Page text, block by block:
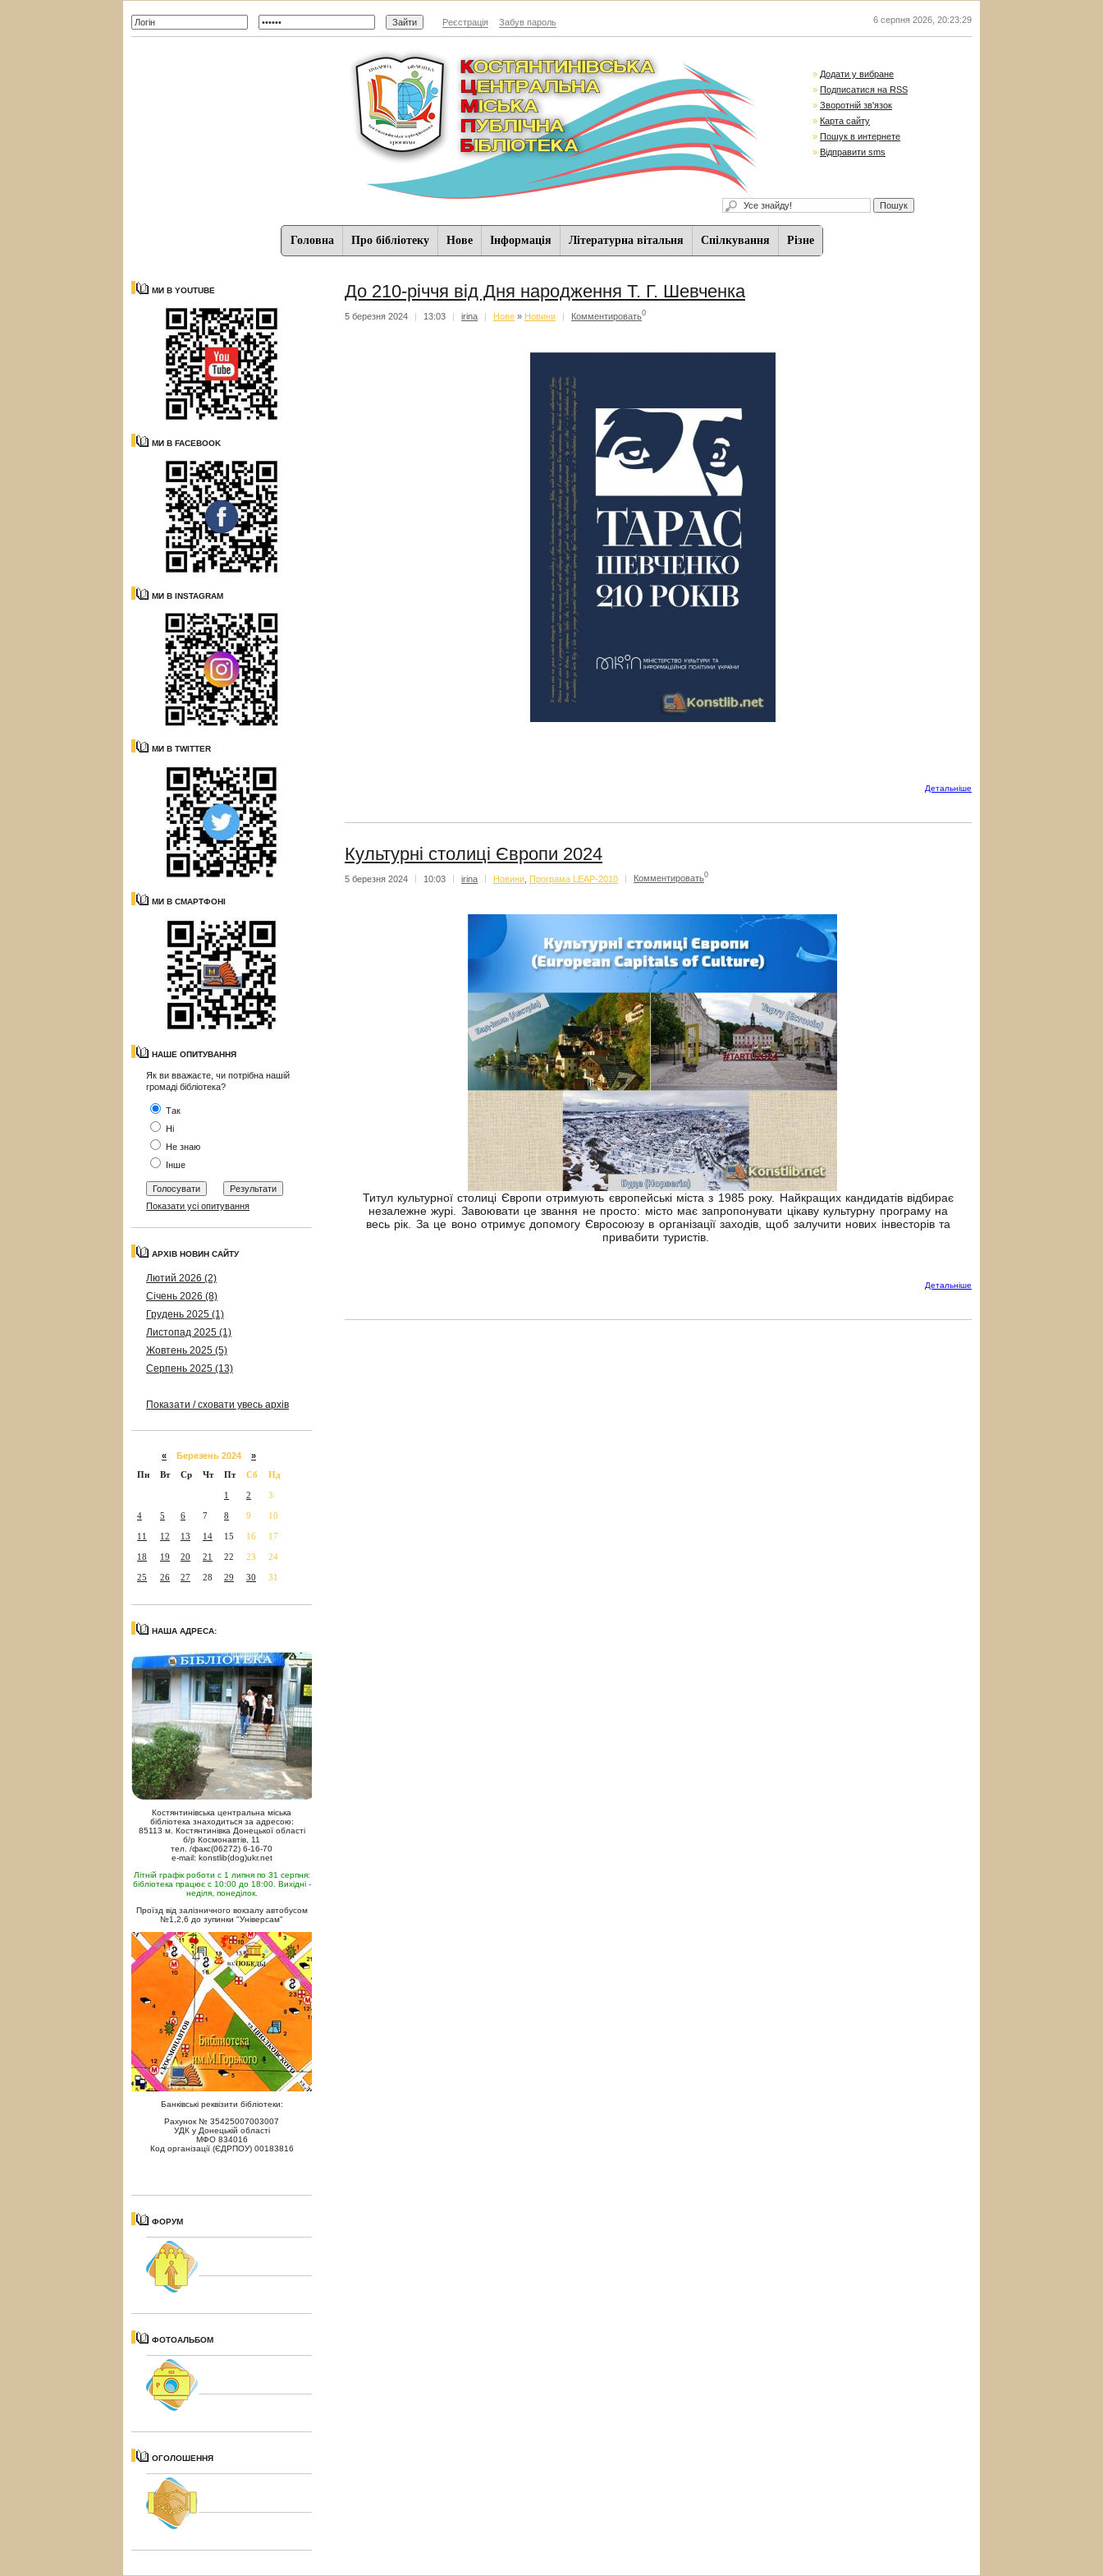
Реєстрація Забув пароль 6 серпня 2026 20:23:29
» Додати у вибране
» Подписатися на RSS
» Зворотній зв'язок
» Карта сайту
» Пошук в интернете
» Відправити sms
Головна Про бібліотеку Нове Iнформацiя Літературна вітальня Спiлкування Різне
МИ В YOUTUBE
МИ В FACEBOOK
МИ В INSTAGRAM
МИ В TWITTER
МИ В СМАРТФОНІ
НАШЕ ОПИТУВАННЯ
Як ви вважаєте, чи потрібна нашій
громаді бібліотека?
Так
Ні
Не знаю
Інше
Показати усі опитування
АРХІВ НОВИН САЙТУ
Лютий 2026 (2)
Січень 2026 (8)
Грудень 2025 (1)
Листопад 2025 (1)
Жовтень 2025 (5)
Серпень 2025 (13)
Показати / сховати увесь архів
« Березень 2024 »
Пн
Вт Ср Чт Пт Сб Нд
1 2 3
4 5 6 7 8 9 10
11 12 13 14 15 16 17
18 19 20 21 22 23 24
25 26 27 28 29 30 31
НАША АДРЕСА:
Костянтинівська центральна міська
бібліотека знаходиться за адресою:
85113 м. Костянтинівка Донецької області
б/р Космонавтів, 11
тел. /факс(06272) 6-16-70
e-mail: konstlib(dog)ukr.net
Літній графік роботи с 1 липня по 31 серпня:
бібліотека працює с 10:00 до 18:00. Вихідні -
неділя, понеділок.
Проїзд від залізничного вокзалу автобусом
№1,2,6 до зупинки "Універсам"
Банківські реквізити бібліотеки:
Рахунок № 35425007003007
УДК у Донецькій області
МФО 834016
Код організації (ЄДРПОУ) 00183816
ФОРУМ
ФОТОАЛЬБОМ
ОГОЛОШЕННЯ
До 210-річчя від Дня народження Т. Г. Шевченка
5 березня 2024 | 13:03 | irina | Нове » Новини | Комментировать0
Детальнiше
Культурні столиці Європи 2024
5 березня 2024 10:03 irina Новини Програма LEAP-2010 Комментировать0
Титул культурної столиці Європи отримують європейські міста з 1985 року. Найкращих кандидатів відбирає
незалежне журі. Завоювати це звання не просто: місто має запропонувати цікаву культурну програму на
весь рік. За це воно отримує допомогу Євросоюзу в організації заходів, щоб залучити нових інвесторів та
привабити туристів.
Детальнiше